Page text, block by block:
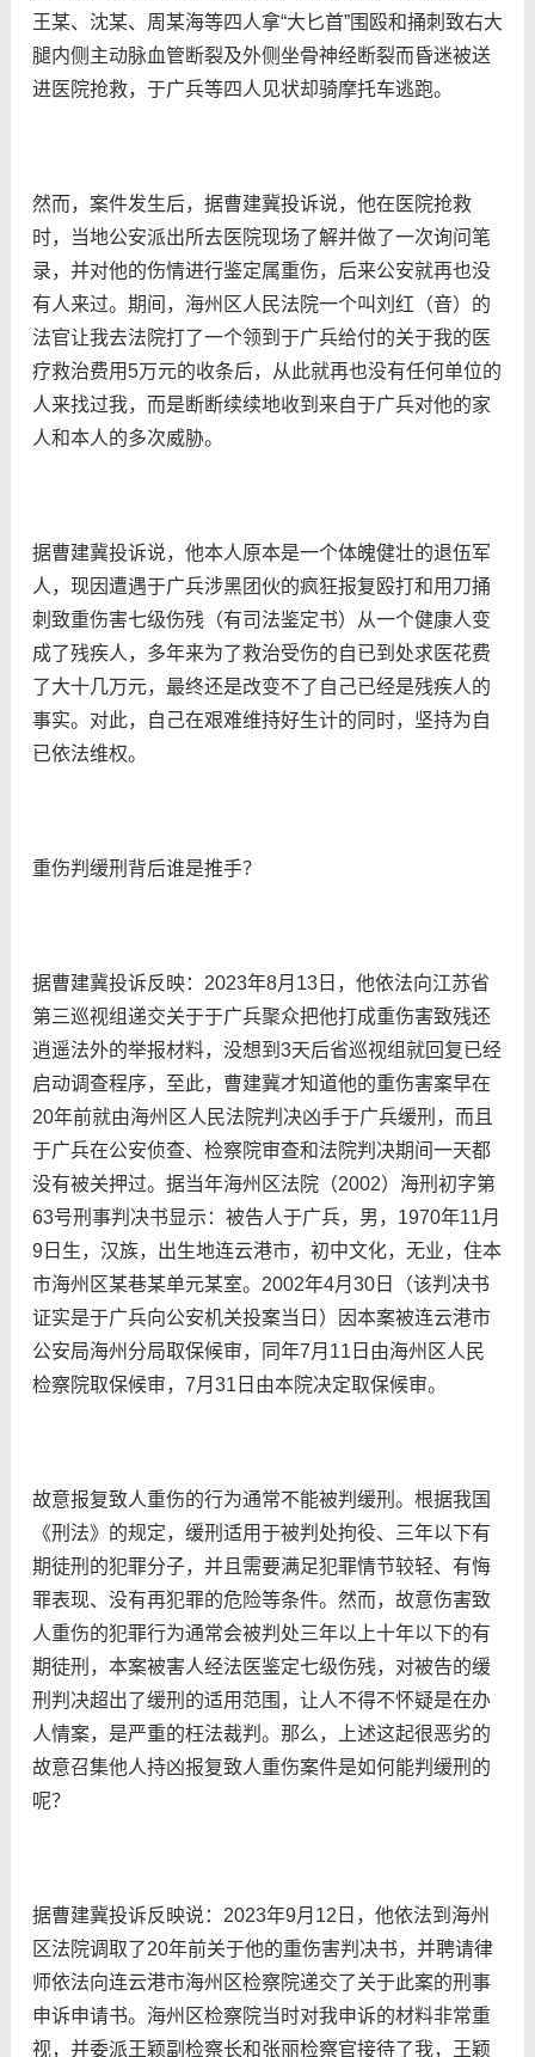
王某、沈某、周某海等四人拿“大匕首”围殴和捅刺致右大
腿内侧主动脉血管断裂及外侧坐骨神经断裂而昏迷被送
进医院抢救，于广兵等四人见状却骑摩托车逃跑。
然而，案件发生后，据曹建冀投诉说，他在医院抢救
时，当地公安派出所去医院现场了解并做了一次询问笔
录，并对他的伤情进行鉴定属重伤，后来公安就再也没
有人来过。期间，海州区人民法院一个叫刘红（音）的
法官让我去法院打了一个领到于广兵给付的关于我的医
疗救治费用5万元的收条后，从此就再也没有任何单位的
人来找过我，而是断断续续地收到来自于广兵对他的家
人和本人的多次威胁。
据曹建冀投诉说，他本人原本是一个体魄健壮的退伍军
人，现因遭遇于广兵涉黑团伙的疯狂报复殴打和用刀捅
刺致重伤害七级伤残（有司法鉴定书）从一个健康人变
成了残疾人，多年来为了救治受伤的自已到处求医花费
了大十几万元，最终还是改变不了自己已经是残疾人的
事实。对此，自己在艰难维持好生计的同时，坚持为自
已依法维权。
重伤判缓刑背后谁是推手？‌
据曹建冀投诉反映：2023年8月13日，他依法向江苏省
第三巡视组递交关于于广兵聚众把他打成重伤害致残还
逍遥法外的举报材料，没想到3天后省巡视组就回复已经
启动调查程序，至此，曹建冀才知道他的重伤害案早在
20年前就由海州区人民法院判决凶手于广兵缓刑，而且
于广兵在公安侦查、检察院审查和法院判决期间一天都
没有被关押过。据当年海州区法院（2002）海刑初字第
63号刑事判决书显示：被告人于广兵，男，1970年11月
9日生，汉族，出生地连云港市，初中文化，无业，住本
市海州区某巷某单元某室。2002年4月30日（该判决书
证实是于广兵向公安机关投案当日）因本案被连云港市
公安局海州分局取保候审，同年7月11日由海州区人民
检察院取保候审，7月31日由本院决定取保候审。
故意报复致人重伤的行为通常不能被判缓刑‌。根据我国
《刑法》的规定，缓刑适用于被判处拘役、三年以下有
期徒刑的犯罪分子，并且需要满足犯罪情节较轻、有悔
罪表现、没有再犯罪的危险等条件‌。然而，故意伤害致
人重伤的犯罪行为通常会被判处三年以上十年以下的有
期徒刑，本案被害人经法医鉴定七级伤残，对被告的缓
刑判决超出了缓刑的适用范围，让人不得不怀疑是在办
人情案，是严重的枉法裁判‌。那么，上述这起很恶劣的
故意召集他人持凶报复致人重伤案件是如何能判缓刑的
呢？
据曹建冀投诉反映说：2023年9月12日，他依法到海州
区法院调取了20年前关于他的重伤害判决书，并聘请律
师依法向连云港市海州区检察院递交了关于此案的刑事
申诉申请书。海州区检察院当时对我申诉的材料非常重
视，并委派王颖副检察长和张丽检察官接待了我，王颖